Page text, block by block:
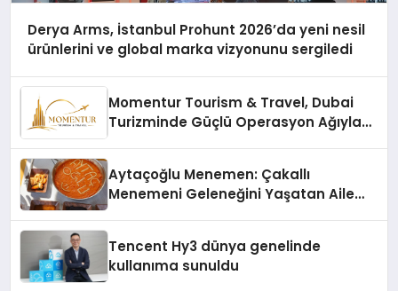
Derya Arms, İstanbul Prohunt 2026’da yeni nesil
ürünlerini ve global marka vizyonunu sergiledi
Momentur Tourism & Travel, Dubai
Turizminde Güçlü Operasyon Ağıyla
Aytaçoğlu Menemen: Çakallı
Menemeni Geleneğini Yaşatan Aile
Tencent Hy3 dünya genelinde
kullanıma sunuldu